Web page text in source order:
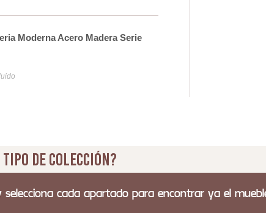
Moderna Acero Madera Serie
tipo de colección?
selecciona cada apartado para encontrar ya el